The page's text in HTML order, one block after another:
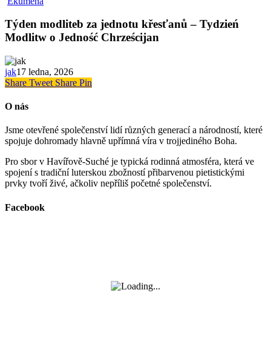
Týden modliteb za jednotu křesťanů – Tydzień
Modlitw o Jedność Chrześcijan
jak17 ledna, 2026
Share Tweet Share Pin
O nás
Jsme otevřené společenství lidí různých generací a národností, které
spojuje dohromady hlavně upřímná víra v trojjediného Boha.
Pro sbor v Havířově-Suché je typická rodinná atmosféra, která ve
spojení s tradiční luterskou zbožností přibarvenou pietistickými
prvky tvoří živé, ačkoliv nepříliš početné společenství.
Facebook